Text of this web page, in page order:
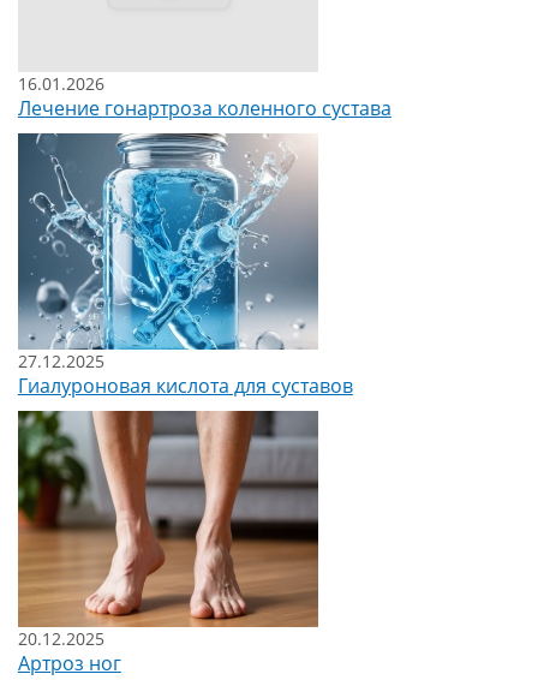
16.01.2026
Лечение гонартроза коленного сустава
27.12.2025
Гиалуроновая кислота для суставов
20.12.2025
Артроз ног